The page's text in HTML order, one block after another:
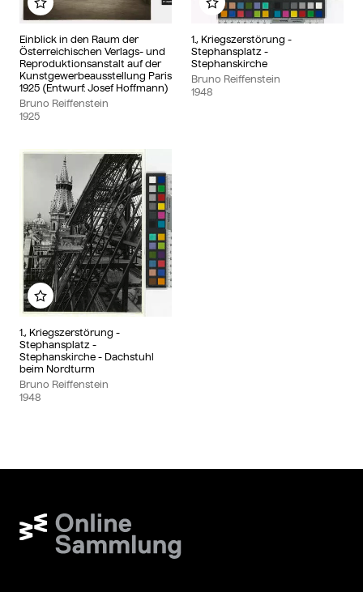
Einblick in den Raum der
Österreichischen Verlags- und
Reproduktionsanstalt auf der
Kunstgewerbeausstellung Paris
1925 (Entwurf: Josef Hoffmann)
Bruno Reiffenstein
1925
Zu meinem Album hinzufügen
1., Kriegszerstörung -
Stephansplatz -
Stephanskirche
Bruno Reiffenstein
1948
Zu meinem Album
1., Kriegszerstörung -
Stephansplatz -
Stephanskirche - Dachstuhl
beim Nordturm
Bruno Reiffenstein
1948
Zu meinem Album hinzufügen
Wien Museum Online Sammlung